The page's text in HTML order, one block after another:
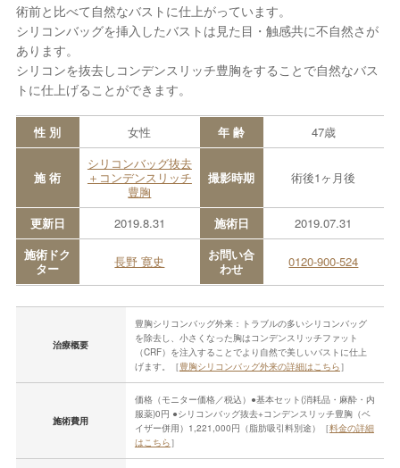
術前と比べて自然なバストに仕上がっています。
シリコンバッグを挿入したバストは見た目・触感共に不自然さが
あります。
シリコンを抜去しコンデンスリッチ豊胸をすることで自然なバス
トに仕上げることができます。
性 別 女性 年 齢 47歳
施 術
シリコンバッグ抜去
＋コンデンスリッチ
豊胸
撮影時期 術後1ヶ月後
更新日 2019.8.31 施術日
2019.07.31
施術ドク
ター
長野 寛史
お問い合
わせ
0120-900-524
治療概要
豊胸シリコンバッグ外来：トラブルの多いシリコンバッグ
を除去し、小さくなった胸はコンデンスリッチファット
（CRF）を注入することでより自然で美しいバストに仕上
げます。［豊胸シリコンバッグ外来の詳細はこちら］
施術費用
価格（モニター価格／税込）●基本セット(消耗品・麻酔・内
服薬)0円 ●シリコンバッグ抜去+コンデンスリッチ豊胸（ベ
イザー併用）1,221,000円（脂肪吸引料別途）［料金の詳細
はこちら］